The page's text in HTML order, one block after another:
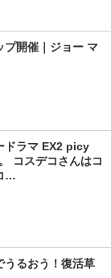
プ開催｜ジョー マ
ドラマ EX2 picy
コスデコさんはコ
…
るおう！復活草